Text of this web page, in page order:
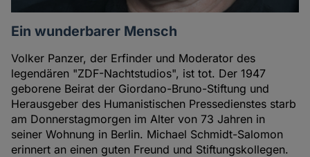
Ein wunderbarer Mensch
Volker Panzer, der Erfinder und Moderator des
legendären "ZDF-Nachtstudios", ist tot. Der 1947
geborene Beirat der Giordano-Bruno-Stiftung und
Herausgeber des Humanistischen Pressedienstes starb
am Donnerstagmorgen im Alter von 73 Jahren in
seiner Wohnung in Berlin. Michael Schmidt-Salomon
erinnert an einen guten Freund und Stiftungskollegen.